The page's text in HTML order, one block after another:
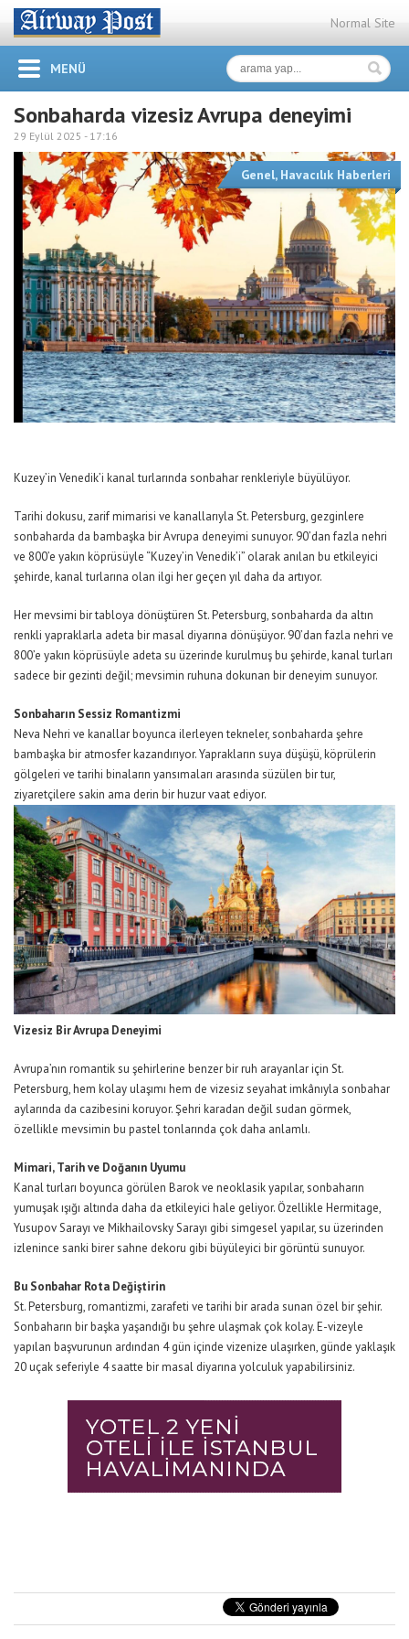
Normal Site
MENÜ
Sonbaharda vizesiz Avrupa deneyimi
29 Eylül 2025 - 17:16
Genel, Havacılık Haberleri
Kuzey’in Venedik’i kanal turlarında sonbahar renkleriyle büyülüyor.
Tarihi dokusu, zarif mimarisi ve kanallarıyla St. Petersburg, gezginlere
sonbaharda da bambaşka bir Avrupa deneyimi sunuyor. 90’dan fazla nehri
ve 800’e yakın köprüsüyle “Kuzey’in Venedik’i” olarak anılan bu etkileyici
şehirde, kanal turlarına olan ilgi her geçen yıl daha da artıyor.
Her mevsimi bir tabloya dönüştüren St. Petersburg, sonbaharda da altın
renkli yapraklarla adeta bir masal diyarına dönüşüyor. 90’dan fazla nehri ve
800’e yakın köprüsüyle adeta su üzerinde kurulmuş bu şehirde, kanal turları
sadece bir gezinti değil; mevsimin ruhuna dokunan bir deneyim sunuyor.
Sonbaharın Sessiz Romantizmi
Neva Nehri ve kanallar boyunca ilerleyen tekneler, sonbaharda şehre
bambaşka bir atmosfer kazandırıyor. Yaprakların suya düşüşü, köprülerin
gölgeleri ve tarihi binaların yansımaları arasında süzülen bir tur,
ziyaretçilere sakin ama derin bir huzurvaat ediyor.
Vizesiz Bir Avrupa Deneyimi
Avrupa’nın romantik su şehirlerine benzer bir ruh arayanlar için St.
Petersburg,hem kolay ulaşımı hem de vizesiz seyahat imkânıyla sonbahar
aylarında da cazibesini koruyor. Şehri karadan değil sudan görmek,
özellikle mevsimin bu pastel tonlarında çok daha anlamlı.
Mimari, Tarih ve Doğanın Uyumu
Kanal turları boyunca görülen Barok ve neoklasik yapılar, sonbaharın
yumuşak ışığı altında daha da etkileyici hale geliyor. Özellikle Hermitage,
YusupovSarayı ve MikhailovskySarayı gibi simgesel yapılar, su üzerinden
izlenince sanki birer sahne dekoru gibi büyüleyici bir görüntü sunuyor.
Bu Sonbahar Rota Değiştirin
St. Petersburg, romantizmi, zarafeti ve tarihi bir arada sunan özel bir şehir.
Sonbaharın bir başka yaşandığı bu şehre ulaşmak çok kolay. E-vizeyle
yapılan başvurunun ardından 4 gün içinde vizenize ulaşırken, günde yaklaşık
20 uçak seferiyle 4 saatte bir masal diyarına yolculuk yapabilirsiniz.